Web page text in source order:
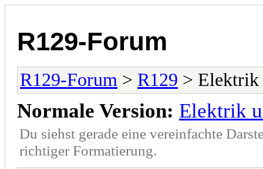
R129-Forum
R129-Forum > R129 > Elektrik
Normale Version: Elektrik
Du siehst gerade eine vereinfachte
richtiger Formatierung.